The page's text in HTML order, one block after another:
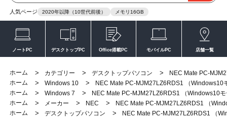
人気ページ 2020年以降（10世代前後） メモリ16GB
ノートPC デスクトップPC Office搭載PC モバイルPC 店舗一覧
ホーム > カテゴリー > デスクトップパソコン >
NEC Mate PC-
ホーム
> Windows 10 >
NEC Mate PC-MJM27LZ6RDS1 （Windows10
ホーム
> Windows 7 >
NEC Mate PC-MJM27LZ6RDS1 （Windows10
ホーム
> メーカー > NEC >
NEC Mate PC-MJM27LZ6RDS1 （
ホーム
> デスクトップパソコン > NEC Mate PC-MJM27LZ6RDS1 （